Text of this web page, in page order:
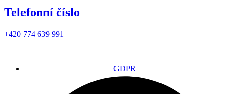
Telefonní číslo
+420 774 639 991
GDPR